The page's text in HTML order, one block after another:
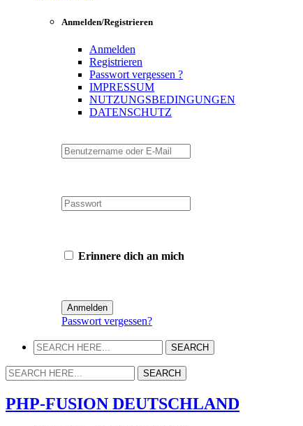
Anmelden/Registrieren
Anmelden
Registrieren
Passwort vergessen ?
IMPRESSUM
NUTZUNGSBEDINGUNGEN
DATENSCHUTZ
Erinnere dich an mich
Passwort vergessen?
PHP-FUSION DEUTSCHLAND